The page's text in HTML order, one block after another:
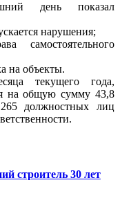
день показал
нарушения;
самостоятельного
на объекты.
текущего года,
на общую сумму 43,8
265 должностных лиц
строитель 30 лет